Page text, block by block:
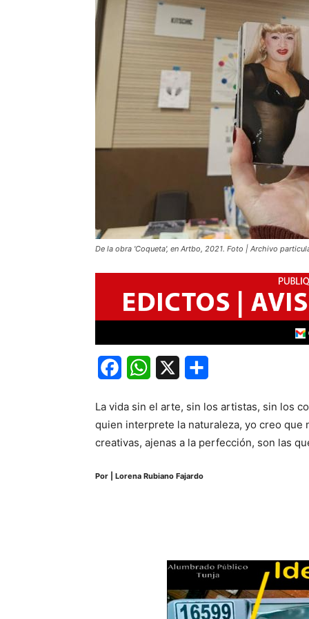
De la obra 'Coqueta', en Artbo, 2021. Foto | Archivo
FacebookWhatsApp
La vida sin el arte, sin los artistas, sin los
quien interprete la naturaleza, yo creo que
creativas, ajenas a la perfección, son las
Por | Lorena Rubiano Fajardo